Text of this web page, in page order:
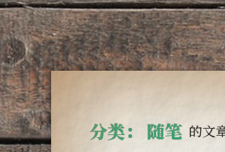
分类： 随笔 的文